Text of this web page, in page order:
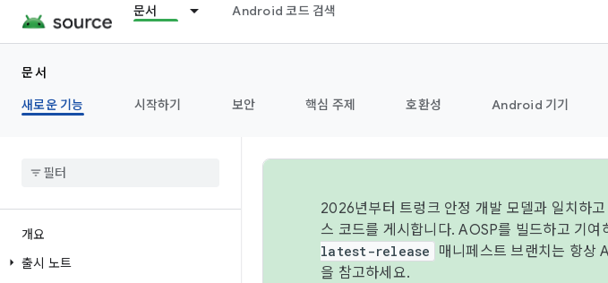
문서 Android 코드 검색
문서
새로운 기능
시작하기 보안 핵심 주제 호환성 Android 기기
개요
출시 노트
2026년부터 트렁크 안정 개발 모델과 일치하
스 코드를 게시합니다. AOSP를 빌드하고 기여
latest-release
매니페스트 브랜치는 항상
을 참고하세요.